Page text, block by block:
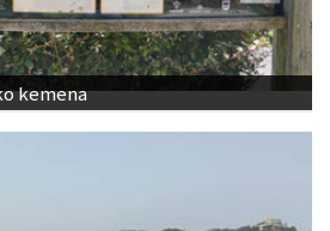
kemena